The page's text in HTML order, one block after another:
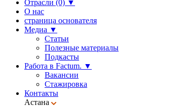
Отрасли (0) ▼
О нас
страница основателя
Медиа ▼
Статьи
Полезные материалы
Подкасты
Работа в Factum. ▼
Вакансии
Стажировка
Контакты
Астана